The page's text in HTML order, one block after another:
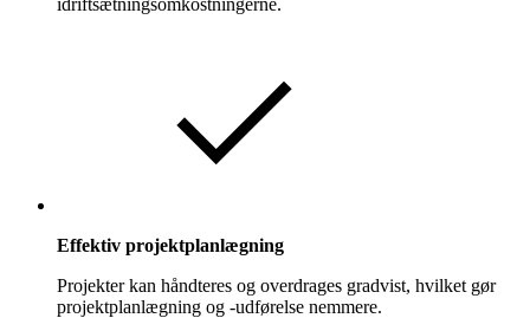
Effektiv projektplanlægning
Projekter kan håndteres og overdrages gradvist, hvilket gør
projektplanlægning og -udførelse nemmere.